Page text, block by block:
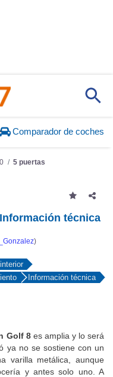
Comparador de coches
5 puertas
Información técnica
)
Información técnica
Golf 8es amplia y lo será
ya no se sostiene con un
varilla metálica, aunque
y antes solo uno. A